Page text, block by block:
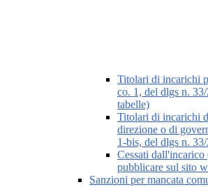
Titolari di incarichi
co. 1, del dlgs n.
tabelle)
Titolari di incarichi
direzione o di
1-bis, del dlgs n.
Cessati dall'incarico
pubblicare sul sito
Sanzioni per mancata